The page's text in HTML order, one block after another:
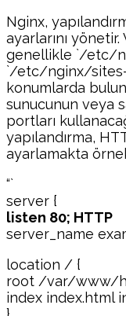
Nginx,
ayarlarını yönetir.
genellikle `/etc/
`/etc/nginx/
konumlarda
sunucunun veya
portları
yapılandırma,
ayarlamakta
“`
server {
listen 80; HTTP
server_name
location / {
root /var/www/
index index.html